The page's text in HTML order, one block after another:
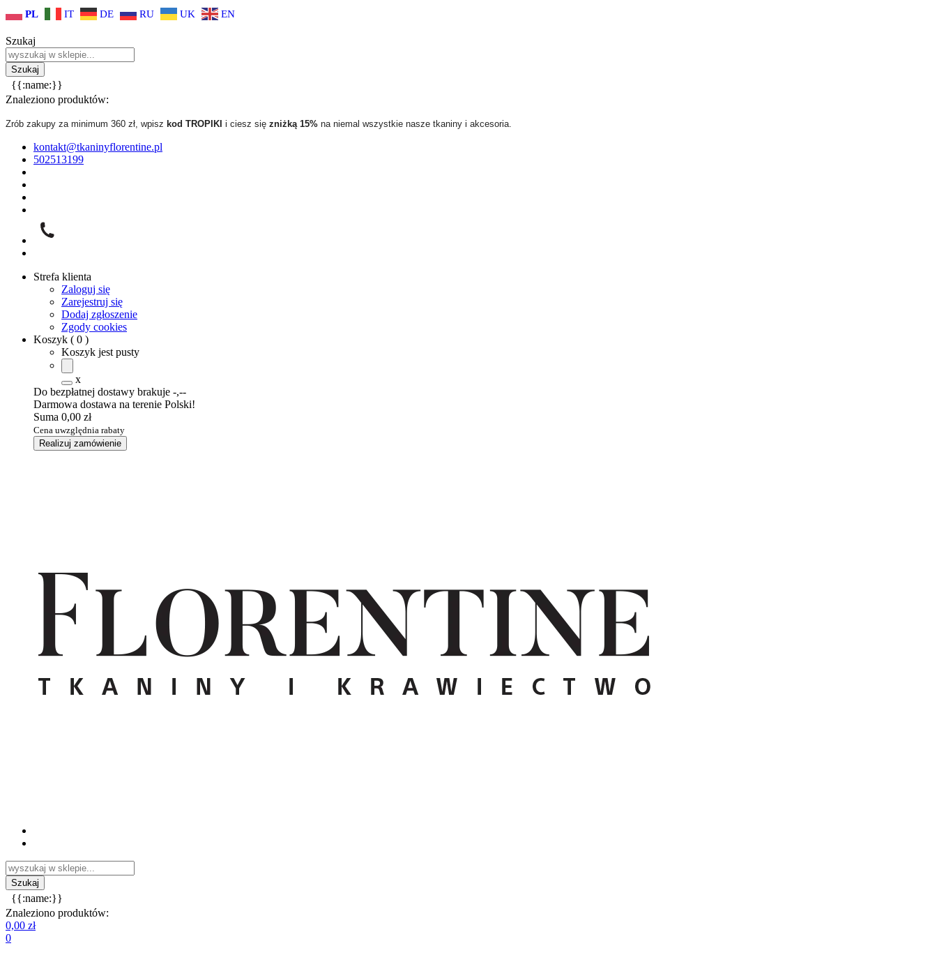
PL IT DE RU UK EN
Szukaj
{{:name:}}
Znaleziono produktów:
Zrób zakupy za minimum 360 zł, wpisz kod TROPIKI i ciesz się zniżką 15% na niemal wszystkie nasze tkaniny i akcesoria.
kontakt@tkaninyflorentine.pl
502513199
Strefa klienta
Zaloguj się
Zarejestruj się
Dodaj zgłoszenie
Zgody cookies
Koszyk ( 0 )
Koszyk jest pusty
x
Do bezpłatnej dostawy brakuje -,--
Darmowa dostawa na terenie Polski!
Suma 0,00 zł
Cena uwzględnia rabaty
Realizuj zamówienie
{{:name:}}
Znaleziono produktów:
0,00 zł
0